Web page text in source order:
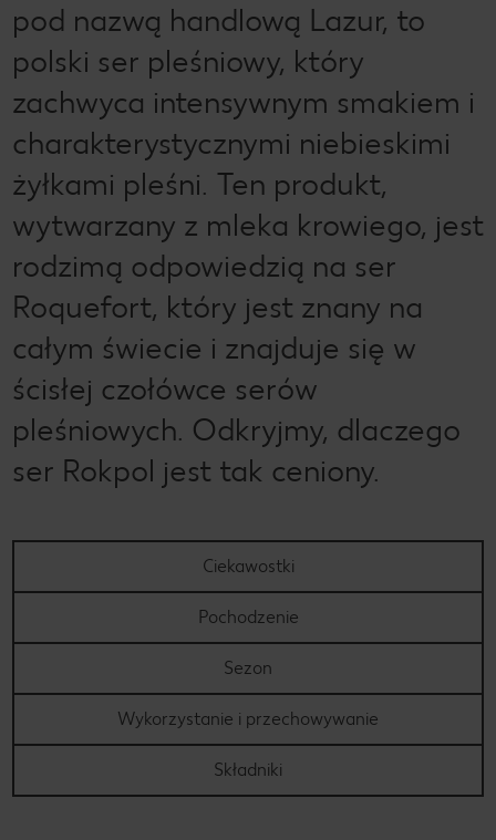
pod nazwą handlową Lazur, to
polski ser pleśniowy, który
zachwyca intensywnym smakiem i
charakterystycznymi niebieskimi
żyłkami pleśni. Ten produkt,
wytwarzany z mleka krowiego, jest
rodzimą odpowiedzią na ser
Roquefort, który jest znany na
całym świecie i znajduje się w
ścisłej czołówce serów
pleśniowych. Odkryjmy, dlaczego
ser Rokpol jest tak ceniony.
Ciekawostki
Pochodzenie
Sezon
Wykorzystanie i przechowywanie
Składniki